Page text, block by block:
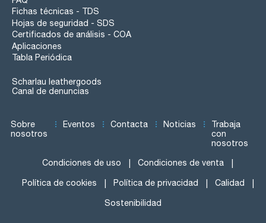
Fichas técnicas - TDS
Hojas de seguridad - SDS
Certificados de análisis - COA
Aplicaciones
Tabla Periódica
Scharlau leathergoods
Canal de denuncias
Sobre
nosotros
Eventos Contacta Noticias
Trabaja
con
nosotros
Condiciones de uso Condiciones de venta
Política de cookies Política de privacidad Calidad
Sostenibilidad